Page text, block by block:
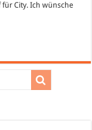
für City. Ich wünsche